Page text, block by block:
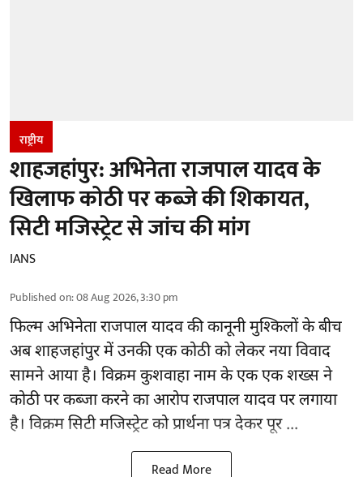
राष्ट्रीय
शाहजहांपुर: अभिनेता राजपाल यादव के
खिलाफ कोठी पर कब्जे की शिकायत,
सिटी मजिस्ट्रेट से जांच की मांग
IANS
Published on:08 Aug 2026, 3:30 pm
फिल्म अभिनेताराजपाल यादवकी कानूनी मुश्किलों के बीच
अब शाहजहांपुर में उनकी एक कोठी को लेकर नया विवाद
सामने आया है। विक्रम कुशवाहा नाम के एक एक शख्स ने
कोठी पर कब्जा करने का आरोप राजपाल यादव पर लगाया
है। विक्रम सिटी मजिस्ट्रेट को प्रार्थना पत्र देकर पूर ...
Read More